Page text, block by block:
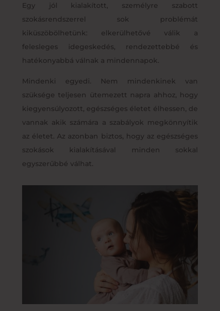
Egy jól kialakított, személyre szabott
szokásrendszerrel sok problémát
kiküszöbölhetünk: elkerülhetővé válik a
felesleges idegeskedés, rendezettebbé és
hatékonyabbá válnak a mindennapok.
Mindenki egyedi. Nem mindenkinek van
szüksége teljesen ütemezett napra ahhoz, hogy
kiegyensúlyozott, egészséges életet élhessen, de
vannak akik számára a szabályok megkönnyítik
az életet. Az azonban biztos, hogy az egészséges
szokások kialakításával minden sokkal
egyszerűbbé válhat.